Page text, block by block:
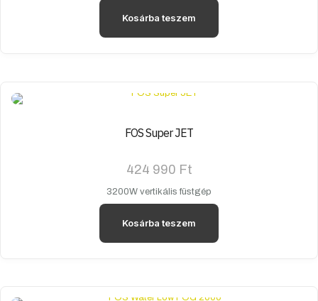
Kosárba teszem
FOS Super JET
424 990 Ft
3200W vertikális füstgép
Kosárba teszem